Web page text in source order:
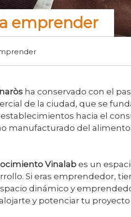
emprender
ha conservado con el
de la ciudad, que se
hacia el
manufacturado del
Vinalabes un
Si eras emprendedor,
dinámico y
y potenciar tu